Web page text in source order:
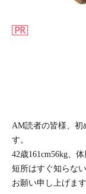
PR
AM読者の皆様、初
す。
42歳161cm56kg、
短所はすぐ知らな
お願い申し上げます